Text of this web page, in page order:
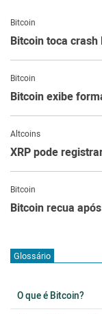
Bitcoin
Bitcoin toca
Bitcoin
Bitcoin exibe
Altcoins
XRP pode
Bitcoin
Bitcoin recua
Glossário
O que é Bitcoin?